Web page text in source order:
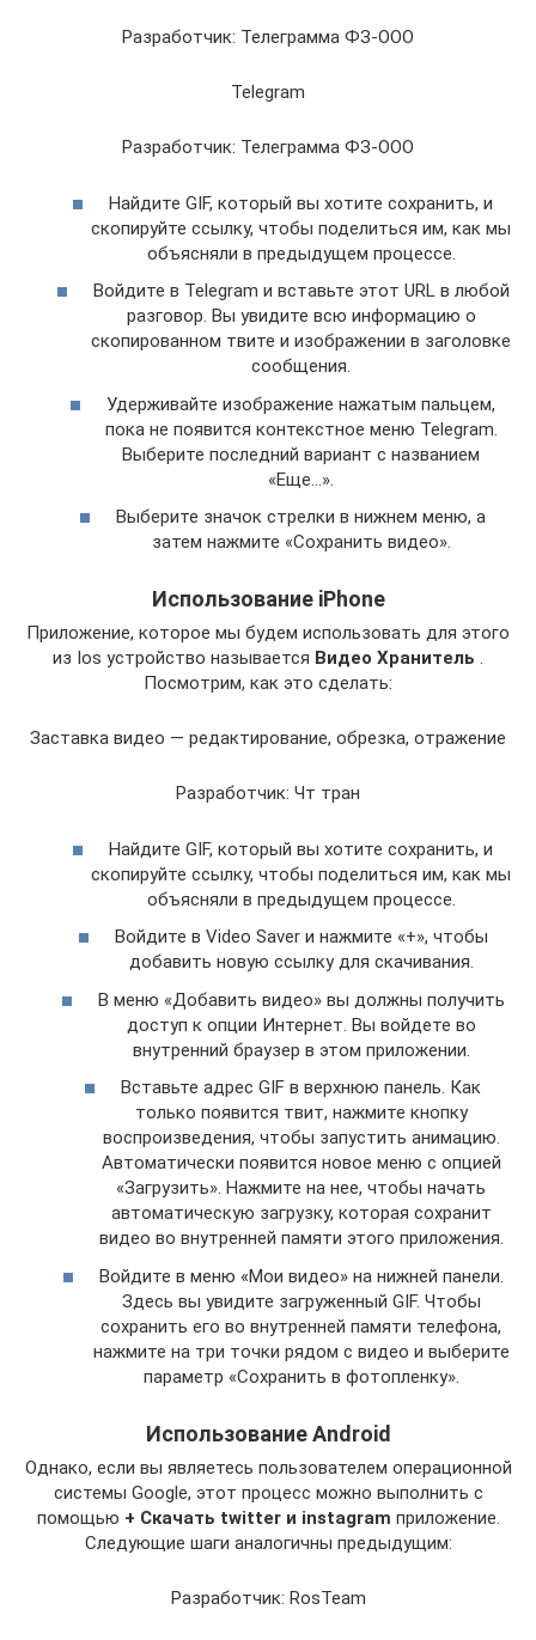
Разработчик: Телеграмма ФЗ-ООО
Telegram
Разработчик: Телеграмма ФЗ-ООО
Найдите GIF, который вы хотите сохранить, и
скопируйте ссылку, чтобы поделиться им, как мы
объясняли в предыдущем процессе.
Войдите в Telegram и вставьте этот URL в любой
разговор. Вы увидите всю информацию о
скопированном твите и изображении в заголовке
сообщения.
Удерживайте изображение нажатым пальцем,
пока не появится контекстное меню Telegram.
Выберите последний вариант с названием
«Еще…».
Выберите значок стрелки в нижнем меню, а
затем нажмите «Сохранить видео».
Использование iPhone
Приложение, которое мы будем использовать для этого
из Ios устройство называется Видео Хранитель .
Посмотрим, как это сделать:
Заставка видео — редактирование, обрезка, отражение
Разработчик: Чт тран
Найдите GIF, который вы хотите сохранить, и
скопируйте ссылку, чтобы поделиться им, как мы
объясняли в предыдущем процессе.
Войдите в Video Saver и нажмите «+», чтобы
добавить новую ссылку для скачивания.
В меню «Добавить видео» вы должны получить
доступ к опции Интернет. Вы войдете во
внутренний браузер в этом приложении.
Вставьте адрес GIF в верхнюю панель. Как
только появится твит, нажмите кнопку
воспроизведения, чтобы запустить анимацию.
Автоматически появится новое меню с опцией
«Загрузить». Нажмите на нее, чтобы начать
автоматическую загрузку, которая сохранит
видео во внутренней памяти этого приложения.
Войдите в меню «Мои видео» на нижней панели.
Здесь вы увидите загруженный GIF. Чтобы
сохранить его во внутренней памяти телефона,
нажмите на три точки рядом с видео и выберите
параметр «Сохранить в фотопленку».
Использование Android
Однако, если вы являетесь пользователем операционной
системы Google, этот процесс можно выполнить с
помощью + Скачать twitter и instagram приложение.
Следующие шаги аналогичны предыдущим:
Разработчик: RosTeam